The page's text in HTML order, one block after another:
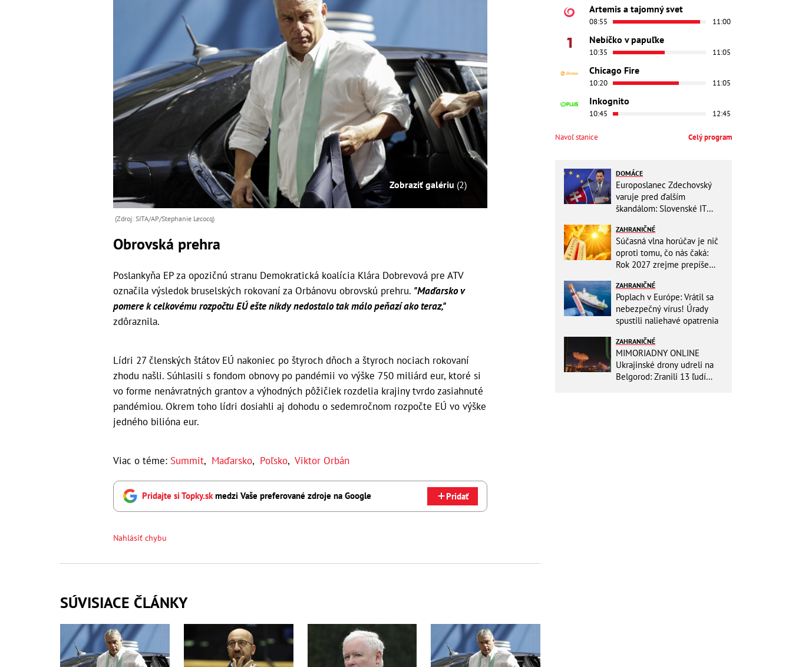
Zobraziť galériu (2)
(Zdroj: SITA/AP/Stephanie Lecocq)
Obrovská prehra
Poslankyňa EP za opozičnú stranu Demokratická koalícia Klára Dobrevová pre ATV
označila výsledok bruselských rokovaní za Orbánovu obrovskú prehru. "Maďarsko v
pomere k celkovému rozpočtu EÚ ešte nikdy nedostalo tak málo peňazí ako teraz,"
zdôraznila.
Lídri 27 členských štátov EÚ nakoniec po štyroch dňoch a štyroch nociach rokovaní
zhodu našli. Súhlasili s fondom obnovy po pandémii vo výške 750 miliárd eur, ktoré si
vo forme nenávratných grantov a výhodných pôžičiek rozdelia krajiny tvrdo zasiahnuté
pandémiou. Okrem toho lídri dosiahli aj dohodu o sedemročnom rozpočte EÚ vo výške
jedného bilióna eur.
Viac o téme: Summit, Maďarsko, Poľsko, Viktor Orbán
Pridajte si Topky.skmedzi Vaše preferované zdroje na Google Pridať
Nahlásiť chybu
SÚVISIACE ČLÁNKY
Artemis a tajomný svet
08:55 11:00
Nebíčko v papuľke
10:35 11:05
Chicago Fire
10:20 11:05
Inkognito
10:45 12:45
Navoľ stanice Celý program
DOMÁCE
Europoslanec Zdechovský
varuje pred ďalším
škandálom: Slovenské IT
hre sú milióny!
ZAHRANIČNÉ
Súčasná vlna horúčav je nič
oproti tomu, čo nás čaká:
Rok 2027 zrejme prepíše
ZAHRANIČNÉ
Poplach v Európe: Vrátil sa
nebezpečný vírus! Úrady
spustili naliehavé opatrenia
ZAHRANIČNÉ
MIMORIADNY ONLINE
Ukrajinské drony udreli na
Belgorod: Zranili 13 ľudí